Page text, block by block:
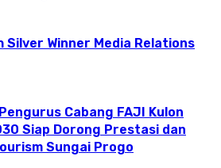
Silver Winner Media Relations
Cabang FAJI Kulon
Siap Dorong Prestasi dan
Sungai Progo